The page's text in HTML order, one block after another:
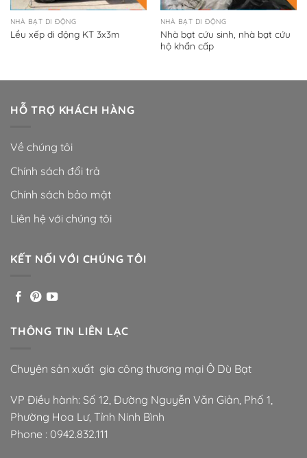
NHÀ BẠT DI ĐỘNG
Lều xếp di động KT 3x3m
NHÀ BẠT DI ĐỘNG
Nhà bạt cứu sinh, nhà bạt cứu
hộ khẩn cấp
HỖ TRỢ KHÁCH HÀNG
Về chúng tôi
Chính sách đổi trả
Chính sách bảo mật
Liên hệ với chúng tôi
KẾT NỐI VỚI CHÚNG TÔI
THÔNG TIN LIÊN LẠC
Chuyên sản xuất gia công thương mại Ô Dù Bạt
VP Điều hành: Số 12, Đường Nguyễn Văn Giản, Phố 1,
Phường Hoa Lư, Tỉnh Ninh Bình
Phone : 0942.832.111